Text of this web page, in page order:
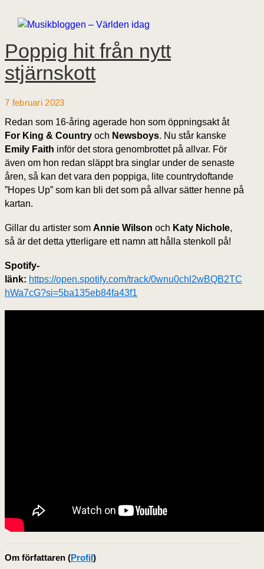
Poppig hit från nytt
stjärnskott
7 februari 2023
Redan som 16-åring agerade hon som öppningsakt åt
For King & Country och Newsboys. Nu står kanske
Emily Faith inför det stora genombrottet på allvar. För
även om hon redan släppt bra singlar under de senaste
åren, så kan det vara den poppiga, lite countrydoftande
”Hopes Up” som kan bli det som på allvar sätter henne på
kartan.
Gillar du artister som Annie Wilson och Katy Nichole,
så är det detta ytterligare ett namn att hålla stenkoll på!
Spotify-
länk: https://open.spotify.com/track/0wnu0chl2wBQB2TC
hWa7cG?si=5ba135eb84fa43f1
Om författaren (Profil)